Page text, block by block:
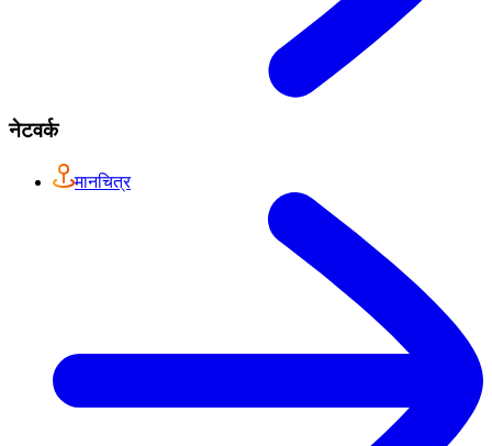
नेटवर्क
मानचित्र